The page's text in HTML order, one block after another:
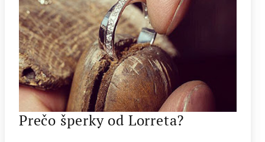
Prečo šperky od Lorreta?